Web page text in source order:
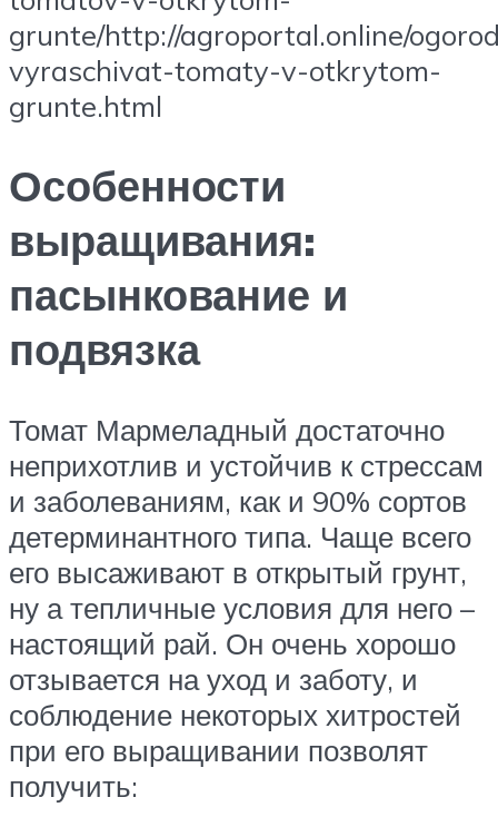
grunte/http://agroportal.online/
vyraschivat-tomaty-v-otkrytom-
grunte.html
Особенности
выращивания:
пасынкование и
подвязка
Томат Мармеладный достаточно
неприхотлив и устойчив к стрессам
и заболеваниям, как и 90% сортов
детерминантного типа. Чаще всего
его высаживают в открытый грунт,
ну а тепличные условия для него –
настоящий рай. Он очень хорошо
отзывается на уход и заботу, и
соблюдение некоторых хитростей
при его выращивании позволят
получить: